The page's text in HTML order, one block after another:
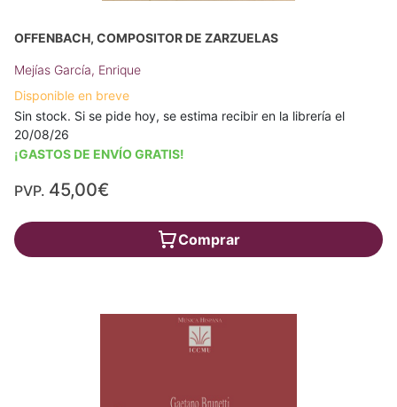
OFFENBACH, COMPOSITOR DE ZARZUELAS
Mejías García, Enrique
Disponible en breve
Sin stock. Si se pide hoy, se estima recibir en la librería el
20/08/26
¡GASTOS DE ENVÍO GRATIS!
PVP. 45,00€
Comprar